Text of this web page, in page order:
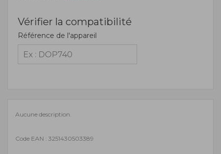
Vérifier la compatibilité
Référence de l'appareil
Aucune description.
Code EAN : 3251430503389